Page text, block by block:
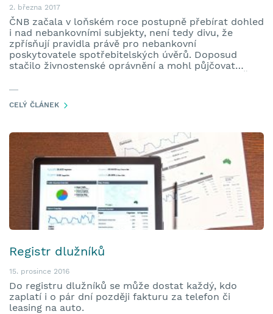
2. března 2017
ČNB začala v loňském roce postupně přebírat dohled
i nad nebankovními subjekty, není tedy divu, že
zpřísňují pravidla právě pro nebankovní
poskytovatele spotřebitelských úvěrů. Doposud
stačilo živnostenské oprávnění a mohl půjčovat
stanovila nová pravidla pro společnosti, které se
chtějí věnovat půjčování peněz. Do dnešního dne,
tedy […]
CELÝ ČLÁNEK
Registr dlužníků
15. prosince 2016
Do registru dlužníků se může dostat každý, kdo
zaplatí i o pár dní později fakturu za telefon či
leasing na auto.